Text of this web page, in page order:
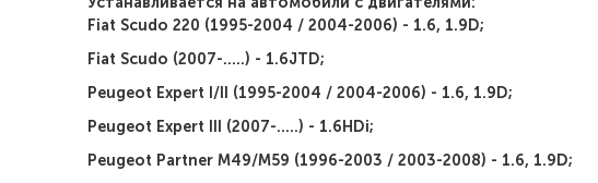
Fiat Scudo 220 (1995-2004 / 2004-2006) - 1.6, 1.9D;
Fiat Scudo (2007-.....) - 1.6JTD;
Peugeot Expert I/II (1995-2004 / 2004-2006) - 1.6, 1.9D;
Peugeot Expert III (2007-.....) - 1.6HDi;
Peugeot Partner M49/M59 (1996-2003 / 2003-2008) - 1.6, 1.9D;